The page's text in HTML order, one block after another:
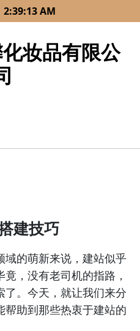
2:39:13 AM
妆品有限公
建技巧
域的萌新来说，建站似乎
，没有老司机的指路，
了。今天，就让我们来分
助到那些热衷于建站的